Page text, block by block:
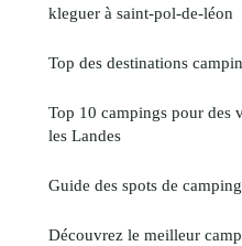
kleguer à saint-pol-de-léon
Top des destinations
Top 10 campings pour des
les Landes
Guide des spots de
Découvrez le meilleur